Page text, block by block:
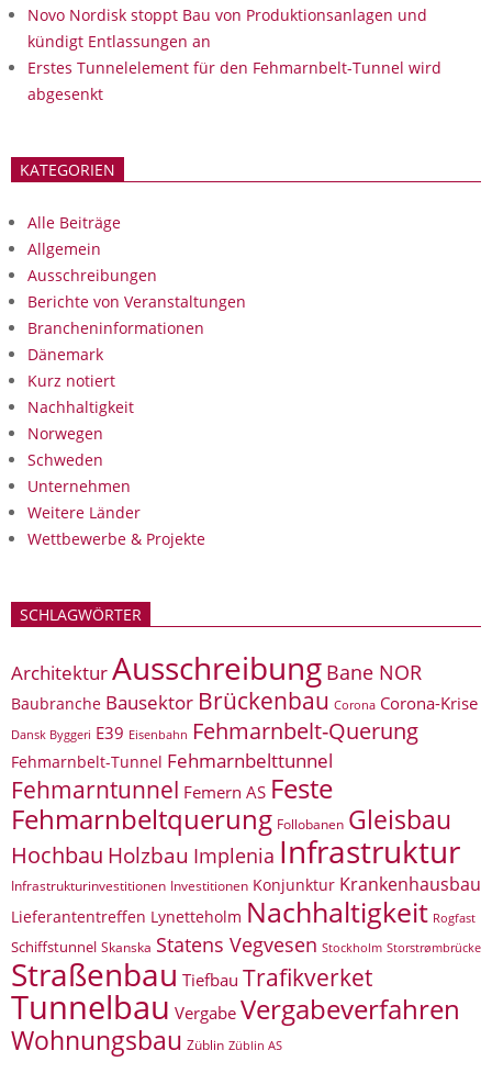
Novo Nordisk stoppt Bau von Produktionsanlagen und
kündigt Entlassungen an
Erstes Tunnelelement für den Fehmarnbelt-Tunnel wird
abgesenkt
KATEGORIEN
Alle Beiträge
Allgemein
Ausschreibungen
Berichte von Veranstaltungen
Brancheninformationen
Dänemark
Kurz notiert
Nachhaltigkeit
Norwegen
Schweden
Unternehmen
Weitere Länder
Wettbewerbe & Projekte
SCHLAGWÖRTER
ArchitekturAusschreibung Bane NOR
Baubranche Bausektor Brückenbau Corona Corona-Krise
Dansk Byggeri E39 Eisenbahn Fehmarnbelt-Querung
Fehmarnbelt-Tunnel Fehmarnbelttunnel
Fehmarntunnel Femern AS Feste
Fehmarnbeltquerung Follobanen Gleisbau
Hochbau Holzbau Implenia Infrastruktur
Infrastrukturinvestitionen Investitionen Konjunktur Krankenhausbau
Lieferantentreffen Lynetteholm Nachhaltigkeit Rogfast
Schiffstunnel Skanska Statens Vegvesen Stockholm Storstrømbrücke
Straßenbau Tiefbau Trafikverket
Tunnelbau Vergabe Vergabeverfahren
Wohnungsbau Züblin Züblin AS